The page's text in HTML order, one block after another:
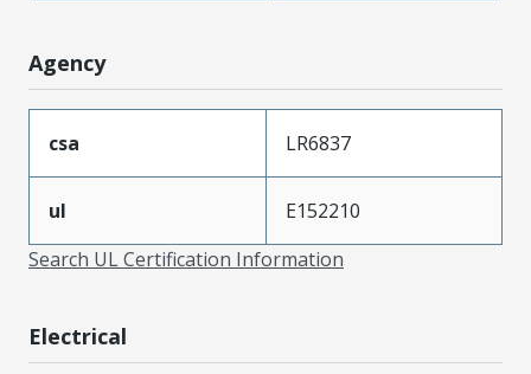
Agency
csa LR6837
ul
E152210
Search UL Certification Information
Electrical